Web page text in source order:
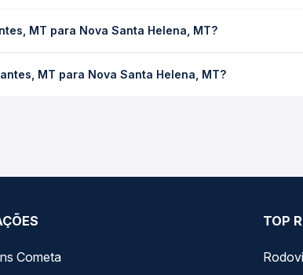
você consulta os horários disponíveis e vê a
MT para Nova Santa Helena, MT?
você compara os preços de todas as viações em
MT para Nova Santa Helena, MT?
Cometa
TOP